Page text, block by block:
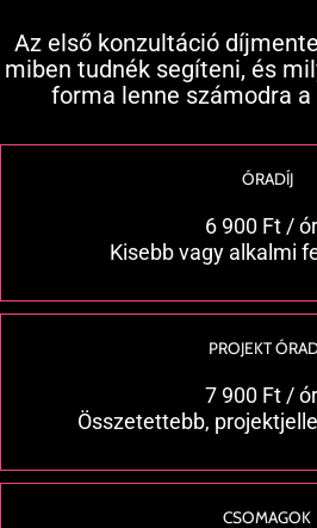
Az első konzultáció
miben tudnék segíteni, és
forma lenne számodra a
ÓRADÍJ
6 900 Ft /
Kisebb vagy alkalmi
PROJEKT
7 900 Ft /
Összetettebb,
CSOMAGOK